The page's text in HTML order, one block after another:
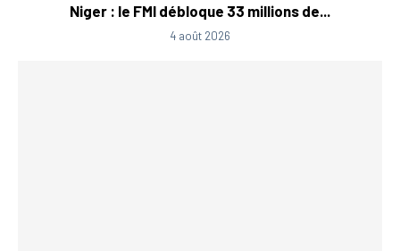
Niger : le FMI débloque 33 millions de...
4 août 2026